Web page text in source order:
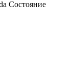
Состояние